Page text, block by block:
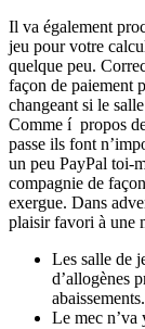
Il va également
jeu pour votre
quelque peu.
façon de paiement
changeant si le
Comme í propos
passe ils font
un peu PayPal toi-
compagnie de
exergue. Dans
plaisir favori à une
Les salle de
d’allogènes
abaissements.
Le mec n’va